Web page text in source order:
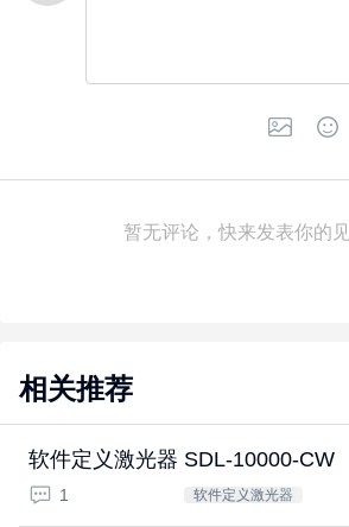
暂无评论，快来发表你的见
相关推荐
软件定义激光器 SDL-10000-CW
1 软件定义激光器